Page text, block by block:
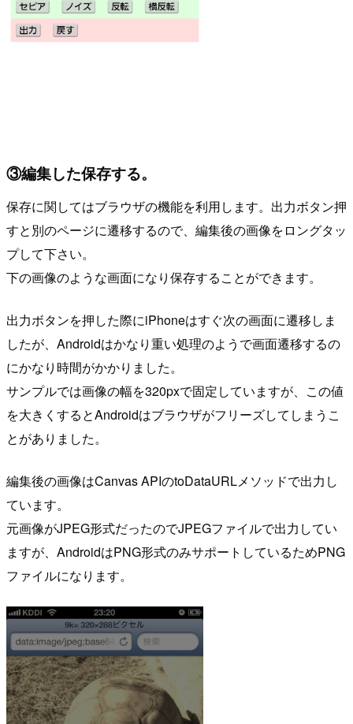
③編集した保存する。
保存に関してはブラウザの機能を利用します。出力ボタン押
すと別のページに遷移するので、編集後の画像をロングタッ
プして下さい。
下の画像のような画面になり保存することができます。
出力ボタンを押した際にiPhoneはすぐ次の画面に遷移しま
したが、Androidはかなり重い処理のようで画面遷移するの
にかなり時間がかかりました。
サンプルでは画像の幅を320pxで固定していますが、この値
を大きくするとAndroidはブラウザがフリーズしてしまうこ
とがありました。
編集後の画像はCanvas APIのtoDataURLメソッドで出力し
ています。
元画像がJPEG形式だったのでJPEGファイルで出力してい
ますが、AndroidはPNG形式のみサポートしているためPNG
ファイルになります。